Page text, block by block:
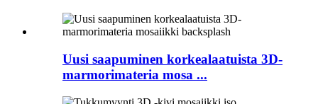
Uusi saapuminen korkealaatuista 3D-
marmorimateria mosa ...